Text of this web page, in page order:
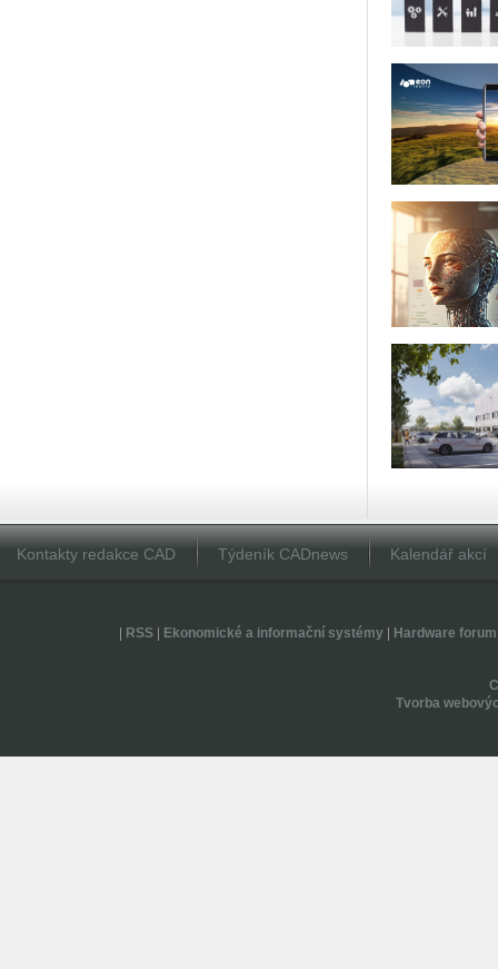
Kontakty redakce CAD Týdeník CADnews Kalendář akcí
RSS| Ekonomické a informační systémy| Hardware forum
Tvorba